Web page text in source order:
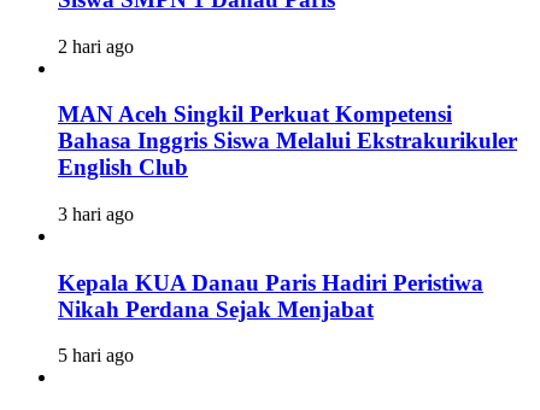
2 hari ago
MAN Aceh Singkil Perkuat Kompetensi
Bahasa Inggris Siswa Melalui Ekstrakurikuler
English Club
3 hari ago
Kepala KUA Danau Paris Hadiri Peristiwa
Nikah Perdana Sejak Menjabat
5 hari ago